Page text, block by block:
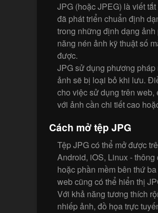
JPG (hoặc JPEG) là viết
đã phát triển chuẩn định
trong những định dạng
năng nén ảnh kỹ thuật số
được.
JPG sử dụng phương
ảnh sẽ bị loại bỏ khi lưu.
cho việc sử dụng trên
với ảnh cần chi tiết cao
Cách mở tệp JPG
Tệp JPG có thể mở được
Android, iOS, Linux -
hoặc phần mềm bên thứ
web cũng có thể hiển thị
Với khả năng tương thích
nhiếp ảnh, đồ họa trực